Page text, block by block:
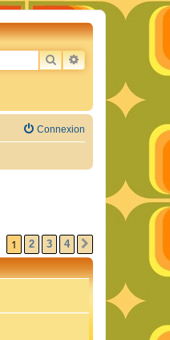
RECHERCHER
RECHERCHE
Connexion
1 2 3 4